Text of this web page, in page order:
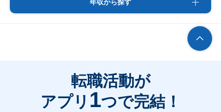
年収から探す
転職活動が
アプリ 1つで完結！